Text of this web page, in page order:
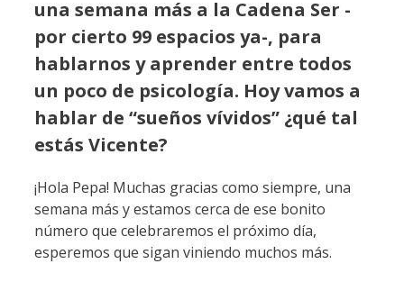
una semana más a la Cadena Ser -
por cierto 99 espacios ya-, para
hablarnos y aprender entre todos
un poco de psicología. Hoy vamos a
hablar de “sueños vívidos” ¿qué tal
estás Vicente?
¡Hola Pepa! Muchas gracias como siempre, una
semana más y estamos cerca de ese bonito
número que celebraremos el próximo día,
esperemos que sigan viniendo muchos más.